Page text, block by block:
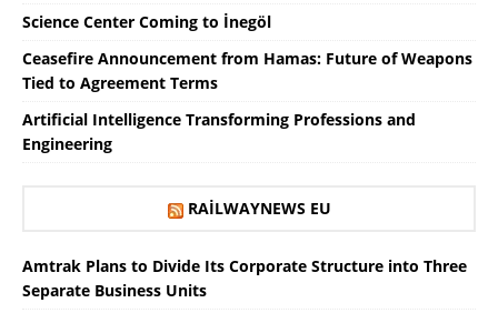
Science Center Coming to İnegöl
Ceasefire Announcement from Hamas: Future of Weapons
Tied to Agreement Terms
Artificial Intelligence Transforming Professions and
Engineering
RAILWAYNEWS EU
Amtrak Plans to Divide Its Corporate Structure into Three
Separate Business Units